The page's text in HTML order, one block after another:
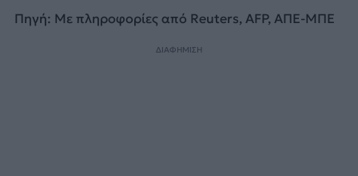
Πηγή: Με πληροφορίες από Reuters, AFP, ΑΠΕ-ΜΠΕ
ΔΙΑΦΗΜΙΣΗ